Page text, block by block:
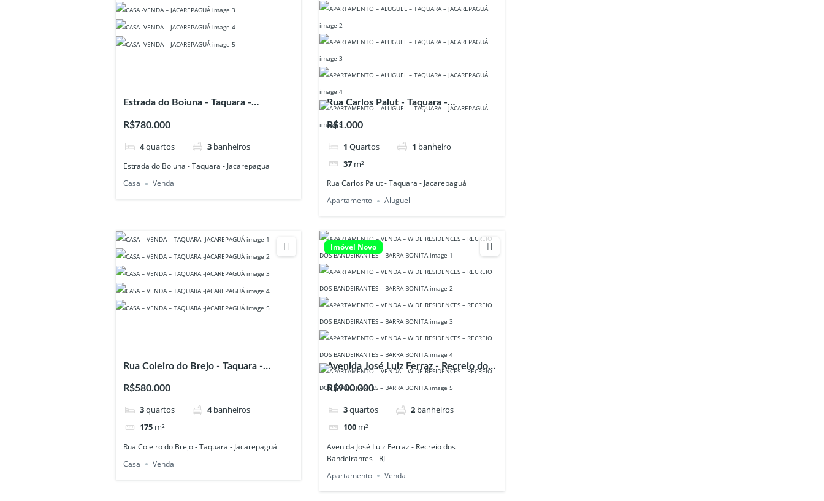
Estrada do Boiuna - Taquara -
R$780.000
4quartos 3 banheiros
Estrada do Boiuna - Taquara - Jacarepagua
Casa
Venda
Rua Carlos Palut - Taquara -
R$1.000
1 Quartos 1 banheiro
37 m²
Rua Carlos Palut - Taquara - Jacarepaguá
Apartamento
Aluguel
Rua Coleiro do Brejo - Taquara -
R$580.000
3quartos 4 banheiros
175 m²
Rua Coleiro do Brejo - Taquara - Jacarepaguá
Casa
Venda
Imóvel Novo
Avenida José Luiz Ferraz - Recreio dos
R$900.000
3quartos 2 banheiros
100 m²
Avenida José Luiz Ferraz - Recreio dos
Bandeirantes - RJ
Apartamento
Venda